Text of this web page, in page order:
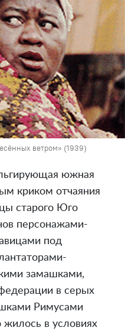
ветром» (1939)
южная
криком отчаяния
старого Юго
персонажами-
под
замашками,
в серых
Римусами
в условиях